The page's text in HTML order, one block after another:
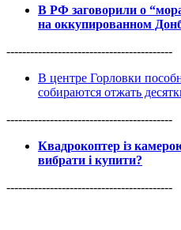
В РФ заговорили о
на оккупированном
------------------------------------------
В центре Горловки
собираются отжать
------------------------------------------
Квадрокоптер із
вибрати і купити?
------------------------------------------